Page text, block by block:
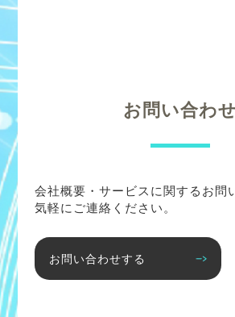
お問い合わせ
会社概要・サービスに関するお問
気軽にご連絡ください。
お問い合わせする